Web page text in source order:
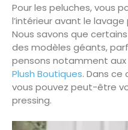
Pour les peluches, vous
l’intérieur avant le
Nous savons que
des modèles géants,
pensons notamment
Plush Boutiques. Dans ce
vous pouvez peut-être
pressing.